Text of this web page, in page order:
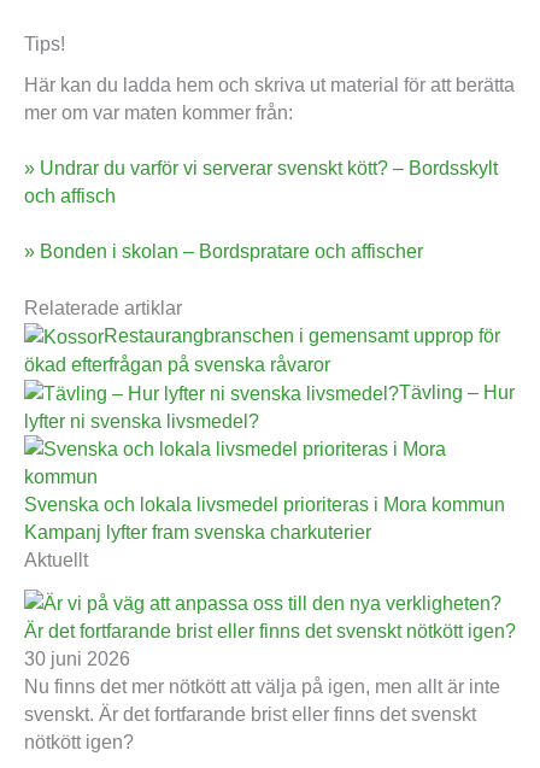
Tips!
Här kan du ladda hem och skriva ut material för att berätta
mer om var maten kommer från:
» Undrar du varför vi serverar svenskt kött? – Bordsskylt
och affisch
» Bonden i skolan – Bordspratare och affischer
Relaterade artiklar
Restaurangbranschen i gemensamt upprop för
ökad efterfrågan på svenska råvaror
Tävling – Hur
lyfter ni svenska livsmedel?
Svenska och lokala livsmedel prioriteras i Mora kommun
Kampanj lyfter fram svenska charkuterier
Aktuellt
Är det fortfarande brist eller finns det svenskt nötkött igen?
30 juni 2026
Nu finns det mer nötkött att välja på igen, men allt är inte
svenskt. Är det fortfarande brist eller finns det svenskt
nötkött igen?